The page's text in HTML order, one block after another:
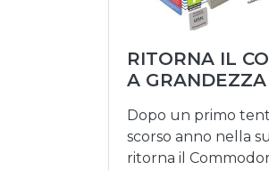
RITORNA IL
A
Dopo un primo
scorso anno nella
ritorna il